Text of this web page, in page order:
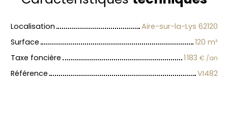
Localisation
Aire-sur-la-Lys 62120
Surface
120 m²
Taxe foncière
1 183 € /an
Référence VI482